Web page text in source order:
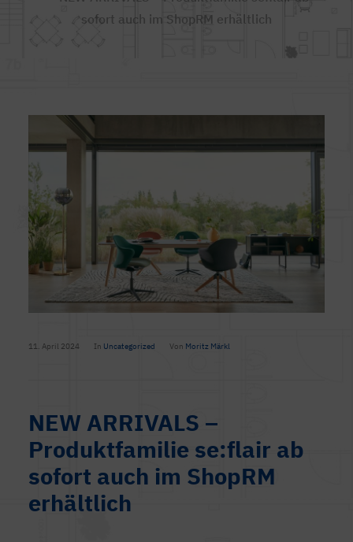
sofort auch im ShopRM erhältlich
11. April 2024 In Uncategorized Von Moritz Märkl
NEW ARRIVALS –
Produktfamilie se:flair ab
sofort auch im ShopRM
erhältlich